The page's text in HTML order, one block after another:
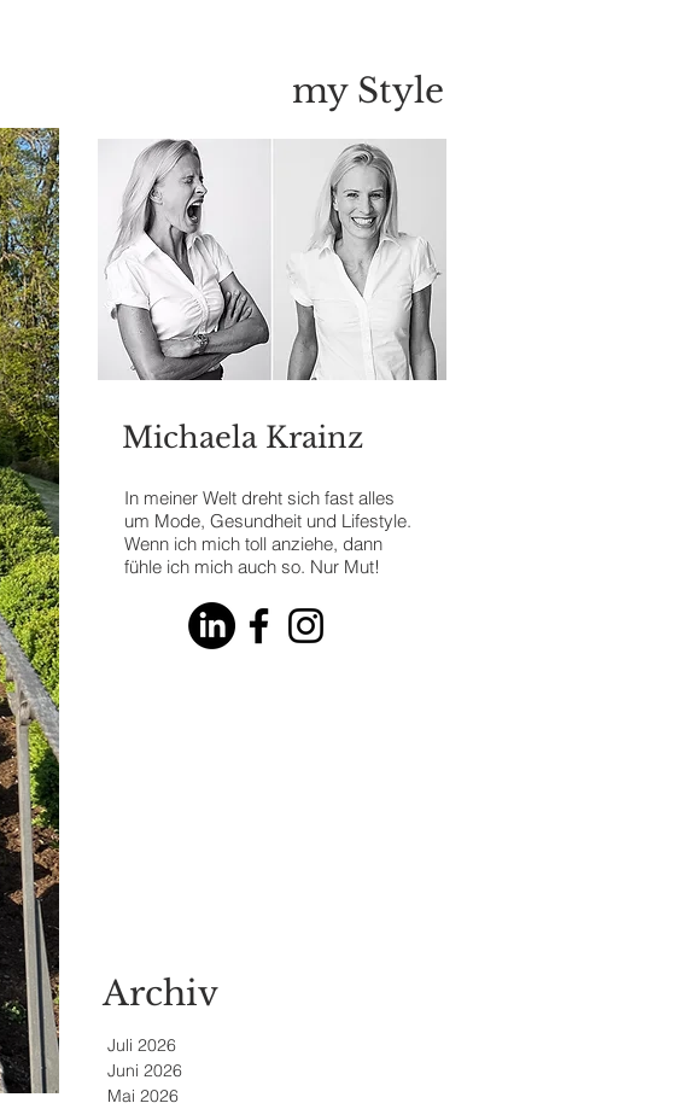
my Style
In meiner Welt dreht sich fast alles
um Mode, Gesundheit und Lifestyle.
Wenn ich mich toll anziehe, dann
fühle ich mich auch so. Nur Mut!
Michaela Krainz
Archiv
Juli 2026
Juni 2026
Mai 2026